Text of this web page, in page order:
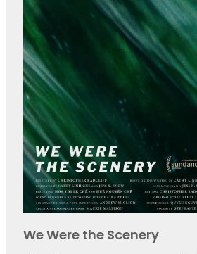
We Were the Scenery